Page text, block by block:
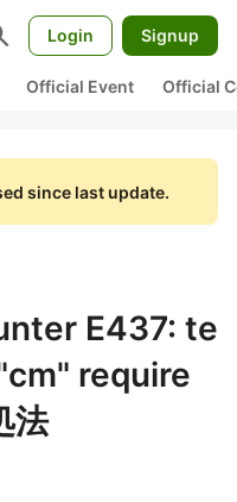
Login Signup
Official Event Official
since last update.
E437: te
require
法